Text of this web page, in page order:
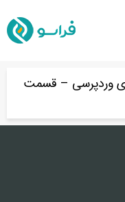
وردپرسی – قسمت